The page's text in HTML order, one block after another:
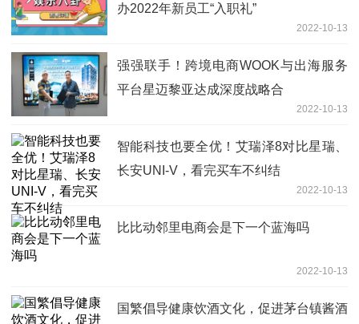
办2022年新员工“入职礼”
2022-10-13
强强联手！跨境电商WOOK与出海服务
平台星迈黎亚达成深度战略合
2022-10-13
智能科技也要全优！艾瑞泽8对比星瑞、
长安UNI-V，看完买车不纠结
2022-10-13
比比动邻里电商会是下一个蓝海吗
2022-10-13
国繁倡导健康饮酒文化，促进茅台镇酱酒